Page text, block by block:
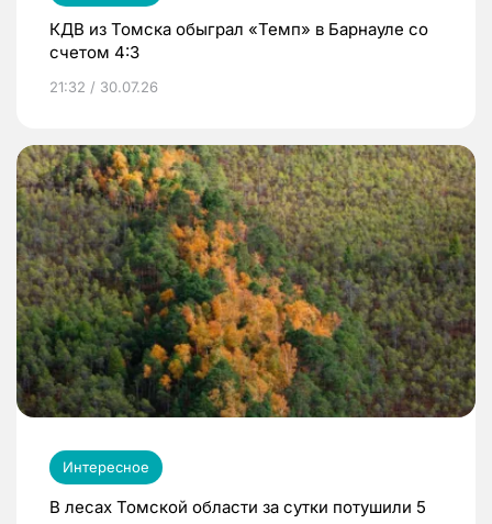
КДВ из Томска обыграл «Темп» в Барнауле со
счетом 4:3
21:32 / 30.07.26
Интересное
В лесах Томской области за сутки потушили 5